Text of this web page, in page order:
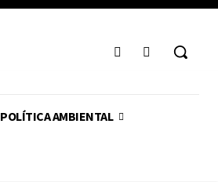
POLÍTICA AMBIENTAL